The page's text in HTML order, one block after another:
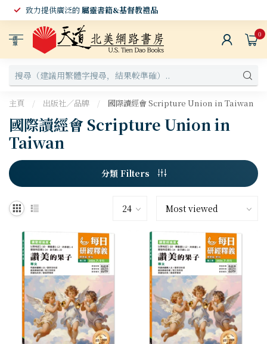
致力提供廣泛的屬靈書籍&基督教禮品
選
單
0
主頁 / 出版社／品牌 / 國際讀經會 Scripture Union in Taiwan
國際讀經會 Scripture Union in
Taiwan
分類 Filters